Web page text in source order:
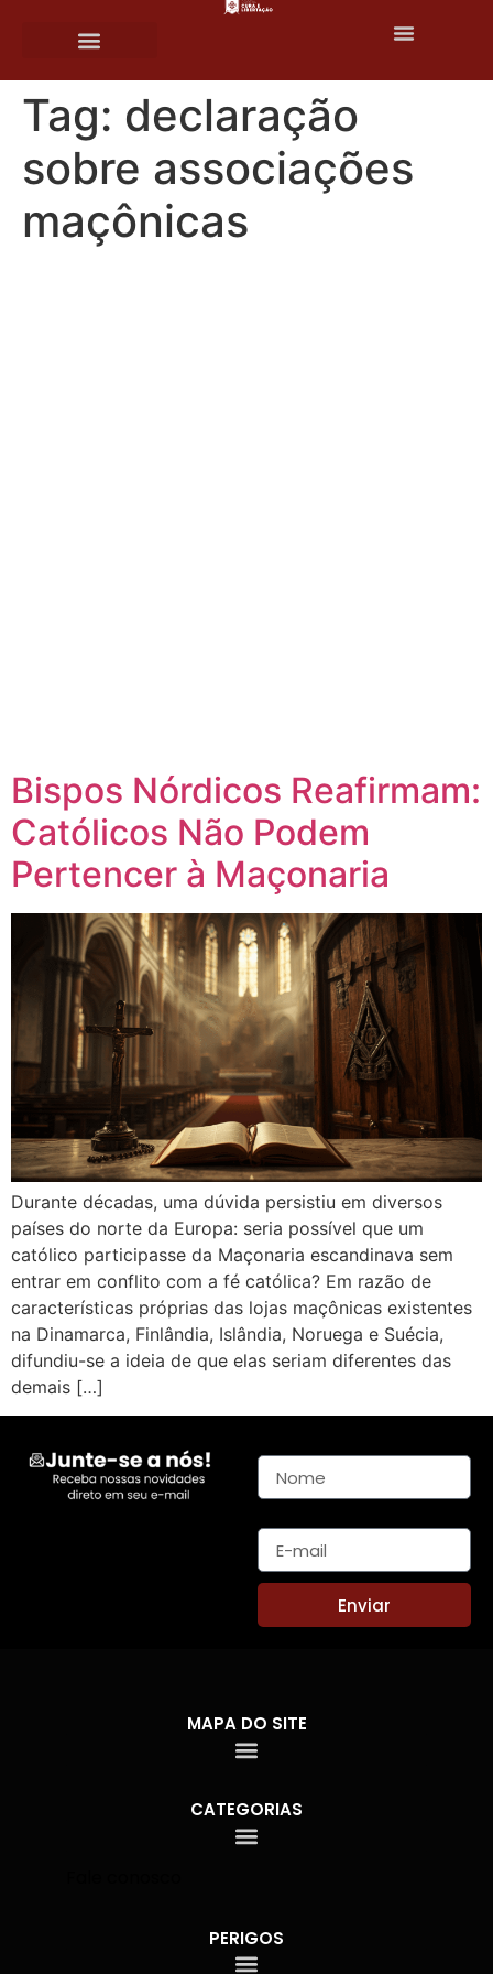
Tag: declaração
sobre associações
maçônicas
Bispos Nórdicos Reafirmam:
Católicos Não Podem
Pertencer à Maçonaria
Durante décadas, uma dúvida persistiu em diversos
países do norte da Europa: seria possível que um
católico participasse da Maçonaria escandinava sem
entrar em conflito com a fé católica? Em razão de
características próprias das lojas maçônicas existentes
na Dinamarca, Finlândia, Islândia, Noruega e Suécia,
difundiu-se a ideia de que elas seriam diferentes das
demais […]
Enviar
MAPA DO SITE
CATEGORIAS
PERIGOS